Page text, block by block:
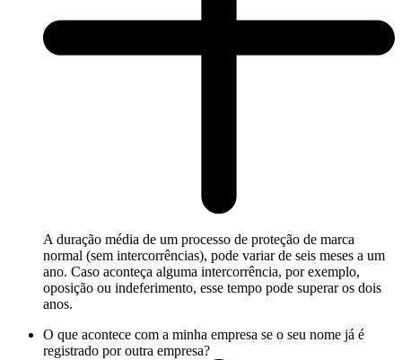
A duração média de um processo de proteção de marca
normal (sem intercorrências), pode variar de seis meses a um
ano. Caso aconteça alguma intercorrência, por exemplo,
oposição ou indeferimento, esse tempo pode superar os dois
anos.
O que acontece com a minha empresa se o seu nome já é
registrado por outra empresa?